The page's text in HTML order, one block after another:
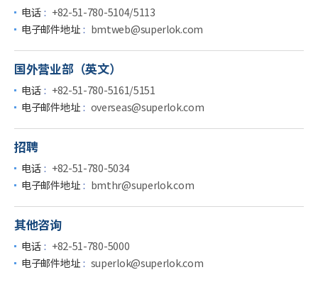
电话 +82-51-780-5104/5113
电子邮件地址
bmtweb@superlok.com
国外营业部（英文）
电话 +82-51-780-5161/5151
电子邮件地址
overseas@superlok.com
招聘
电话
+82-51-780-5034
电子邮件地址
bmthr@superlok.com
其他咨询
电话
+82-51-780-5000
电子邮件地址
superlok@superlok.com